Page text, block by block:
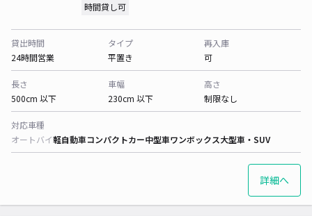
時間貸し可
貸出時間
24時間営業
タイプ
平置き
再入庫
可
長さ
500cm 以下
車幅
230cm 以下
高さ
制限なし
対応車種
オートバイ軽自動車コンパクトカー中型車ワンボックス大型車・SUV
詳細へ